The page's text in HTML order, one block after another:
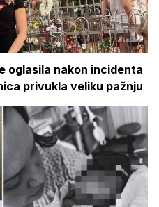
oglasila nakon incidenta
privukla veliku pažnju